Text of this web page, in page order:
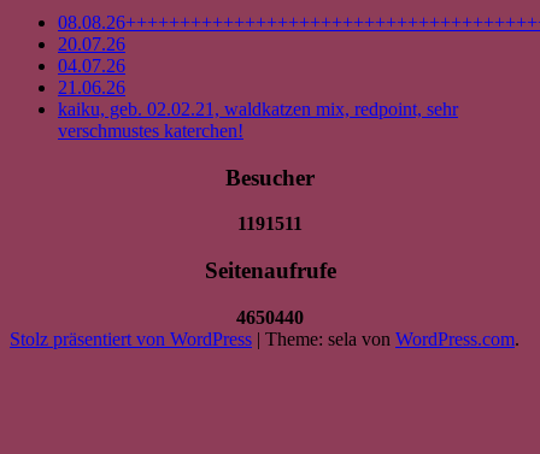
20.07.26
04.07.26
21.06.26
kaiku, geb. 02.02.21, waldkatzen mix, redpoint, sehr
verschmustes katerchen!
Besucher
1191511
Seitenaufrufe
4650440
Stolz präsentiert von WordPress | Theme: sela von WordPress.com.